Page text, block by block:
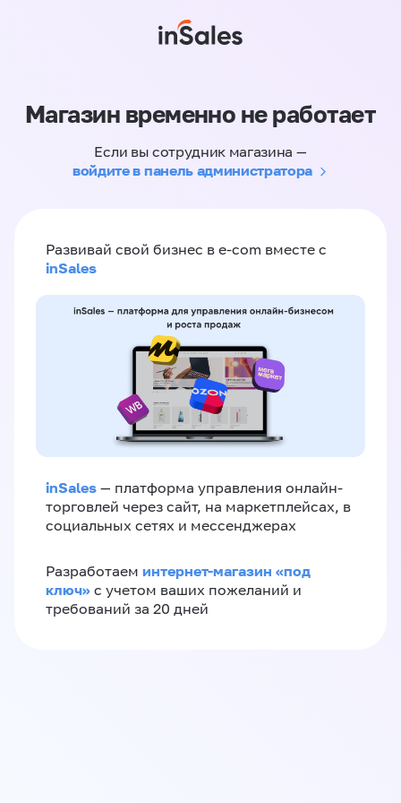
Магазин временно не работает
Если вы сотрудник магазина —
войдите в панель администратора
Развивай свой бизнес в e-com вместе с
inSales
inSales — платформа управления онлайн-
торговлей через сайт, на маркетплейсах, в
социальных сетях и мессенджерах
Разработаем интернет-магазин «‎под
ключ»‎ с учетом ваших пожеланий и
требований за 20 дней